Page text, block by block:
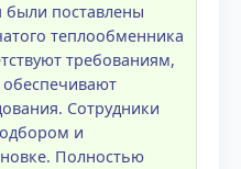
были поставлены
теплообменника
требованиям,
обеспечивают
Сотрудники
и
Полностью